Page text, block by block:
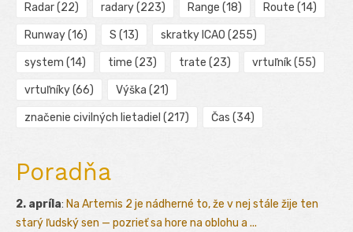
Radar(22) radary(223) Range (18) Route (14)
Runway(16) S (13) skratky ICAO (255)
system (14) time (23) trate (23) vrtuľník(55)
vrtuľníky(66) Výška (21)
značenie civilných lietadiel (217) Čas (34)
Poradňa
2. apríla: Na Artemis 2 je nádherné to, že v nej stále žije ten
starý ľudský sen — pozrieť sa hore na oblohu a ...